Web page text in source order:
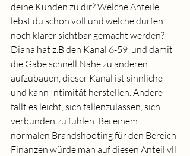
deine Kunden zu dir? Welche Anteile
lebst du schon voll und welche dürfen
noch klarer sichtbar gemacht werden?
Diana hat z.B den Kanal 6-59  und damit
die Gabe schnell Nähe zu anderen
aufzubauen, dieser Kanal ist sinnliche
und kann Intimität herstellen. Andere
fällt es leicht, sich fallenzulassen, sich
verbunden zu fühlen. Bei einem
normalen Brandshooting für den Bereich
Finanzen würde man auf diesen Anteil vll